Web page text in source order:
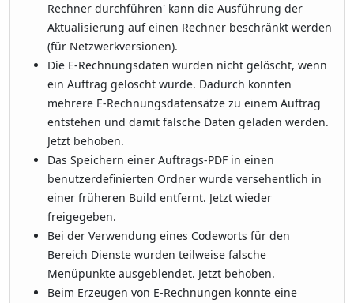
Rechner durchführen' kann die Ausführung der
Aktualisierung auf einen Rechner beschränkt werden
(für Netzwerkversionen).
Die E-Rechnungsdaten wurden nicht gelöscht, wenn
ein Auftrag gelöscht wurde. Dadurch konnten
mehrere E-Rechnungsdatensätze zu einem Auftrag
entstehen und damit falsche Daten geladen werden.
Jetzt behoben.
Das Speichern einer Auftrags-PDF in einen
benutzerdefinierten Ordner wurde versehentlich in
einer früheren Build entfernt. Jetzt wieder
freigegeben.
Bei der Verwendung eines Codeworts für den
Bereich Dienste wurden teilweise falsche
Menüpunkte ausgeblendet. Jetzt behoben.
Beim Erzeugen von E-Rechnungen konnte eine